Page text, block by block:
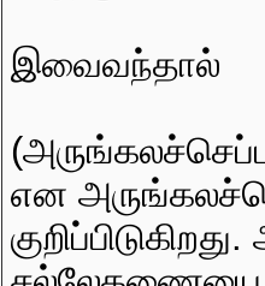
இவைவந்தால்
என